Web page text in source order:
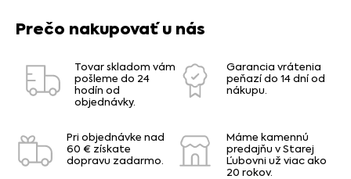
Prečo nakupovať u nás
Tovar skladom vám
pošleme do 24
hodín od
objednávky.
Garancia vrátenia
peňazí do 14 dní od
nákupu.
Pri objednávke nad
60 € získate
dopravu zadarmo.
Máme kamennú
predajňu v Starej
Ľubovni už viac ako
20 rokov.